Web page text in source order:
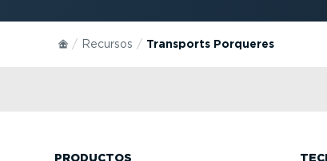
Recursos Transports Porqueres
PRODUCTOS